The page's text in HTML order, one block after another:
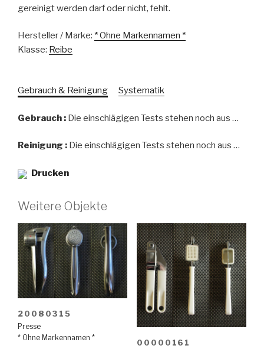
gereinigt werden darf oder nicht, fehlt.
Hersteller / Marke: * Ohne Markennamen *
Klasse: Reibe
Gebrauch & Reinigung Systematik
Gebrauch : Die einschlägigen Tests stehen noch aus …
Reinigung : Die einschlägigen Tests stehen noch aus …
Drucken
Weitere Objekte
20080315
Presse
* Ohne Markennamen *
00000161